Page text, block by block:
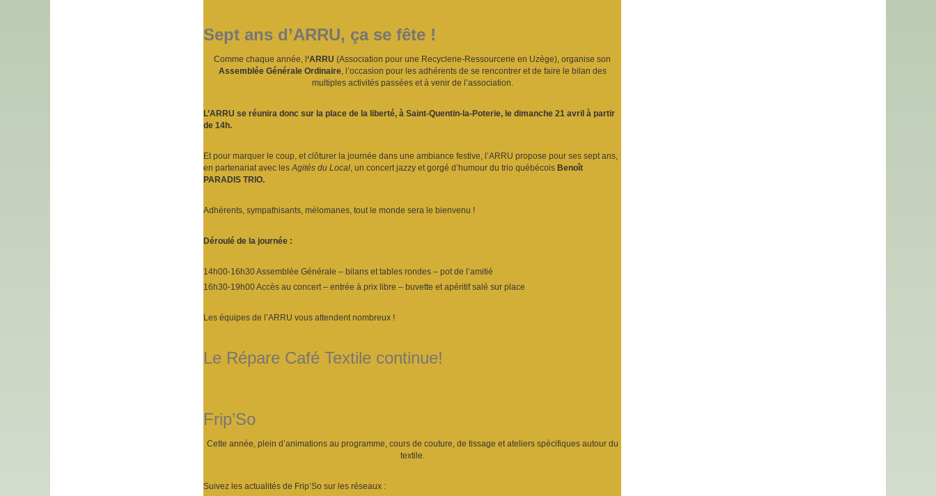
Sept ans d’ARRU, ça se fête !
Comme chaque année, l ‘ARRU (Association pour une Recyclerie-Ressourcerie en Uzège), organise son
Assemblée Générale Ordinaire, l’occasion pour les adhérents de se rencontrer et de faire le bilan des
multiples activités passées et à venir de l’association.
L’ARRU se réunira donc sur la place de la liberté, à Saint-Quentin-la-Poterie, le dimanche 21 avril à partir
de 14h.
Et pour marquer le coup, et clôturer la journée dans une ambiance festive, l’ARRU propose pour ses sept ans,
en partenariat avec lesAgités du Local, un concert jazzy et gorgé d’humour du trio québécois Benoît
PARADIS TRIO.
Adhérents, sympathisants, mélomanes, tout le monde sera le bienvenu !
Déroulé de la journée :
14h00-16h30 Assemblée Générale – bilans et tables rondes – pot de l’amitié
16h30-19h00 Accès au concert – entrée à prix libre – buvette et apéritif salé sur place
Les équipes de l’ARRU vous attendent nombreux !
Le Répare Café Textile continue!
Frip’So
Cette année, plein d’animations au programme, cours de couture, de tissage et ateliers spécifiques autour du
textile.
Suivez les actualités de Frip’So sur les réseaux :